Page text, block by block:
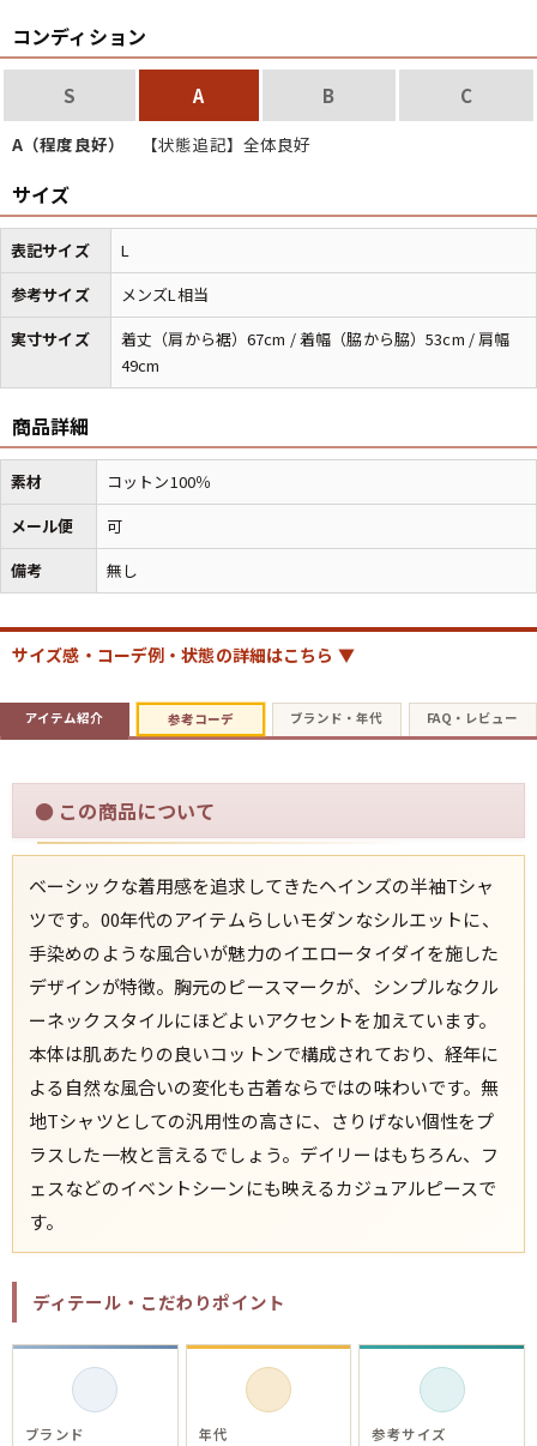
コンディション
S A B C
A（程度良好） 【状態追記】全体良好
サイズ
表記サイズ
L
参考サイズ
メンズL相当
実寸サイズ
着丈（肩から裾）67cm / 着幅（脇から脇）53cm / 肩幅
49cm
商品詳細
素材
コットン100％
メール便
可
備考
無し
サイズ感・コーデ例・状態の詳細はこちら ▼
アイテム紹介 参考コーデ ブランド・年代 FAQ・レビュー
● この商品について
ベーシックな着用感を追求してきたヘインズの半袖Tシャ
ツです。00年代のアイテムらしいモダンなシルエットに、
手染めのような風合いが魅力のイエロータイダイを施した
デザインが特徴。胸元のピースマークが、シンプルなクル
ーネックスタイルにほどよいアクセントを加えています。
本体は肌あたりの良いコットンで構成されており、経年に
よる自然な風合いの変化も古着ならではの味わいです。無
地Tシャツとしての汎用性の高さに、さりげない個性をプ
ラスした一枚と言えるでしょう。デイリーはもちろん、フ
ェスなどのイベントシーンにも映えるカジュアルピースで
す。
ディテール・こだわりポイント
ブランド 年代 参考サイズ